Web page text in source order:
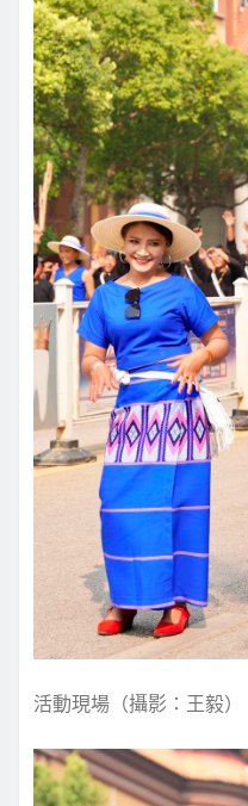
活動現場（攝影：王毅）